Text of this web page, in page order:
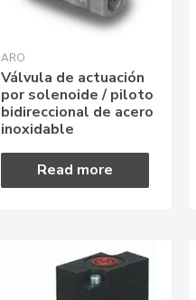
ARO
Válvula de actuación
por solenoide / piloto
bidireccional de acero
inoxidable
Read more